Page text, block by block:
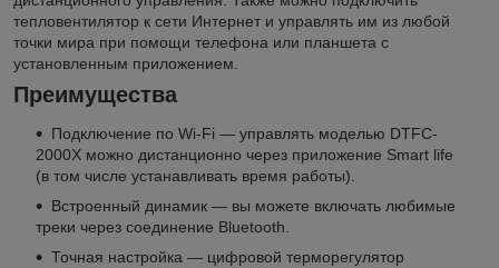
тепловентилятор к сети Интернет и управлять им из любой
точки мира при помощи телефона или планшета с
установленным приложением.
Преимущества
Подключение по Wi-Fi — управлять моделью DTFC-
2000X можно дистанционно через приложение Smart life
(в том числе устанавливать время работы).
Встроенный динамик — вы можете включать любимые
треки через соединение Bluetooth.
Точная настройка — цифровой терморегулятор